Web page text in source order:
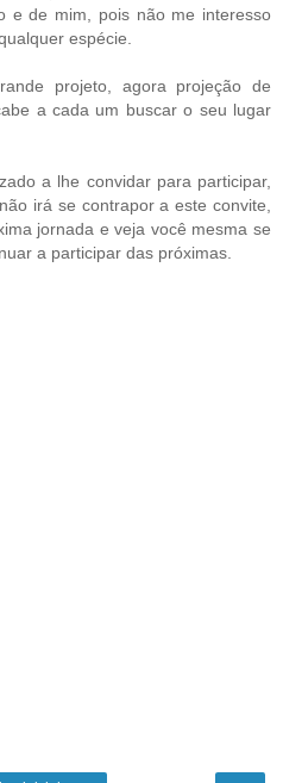
e de mim, pois não me interesso
espécie.
projeto, agora projeção de
a cada um buscar o seu lugar
a lhe convidar para participar,
irá se contrapor a este convite,
jornada e veja você mesma se
a participar das próximas.